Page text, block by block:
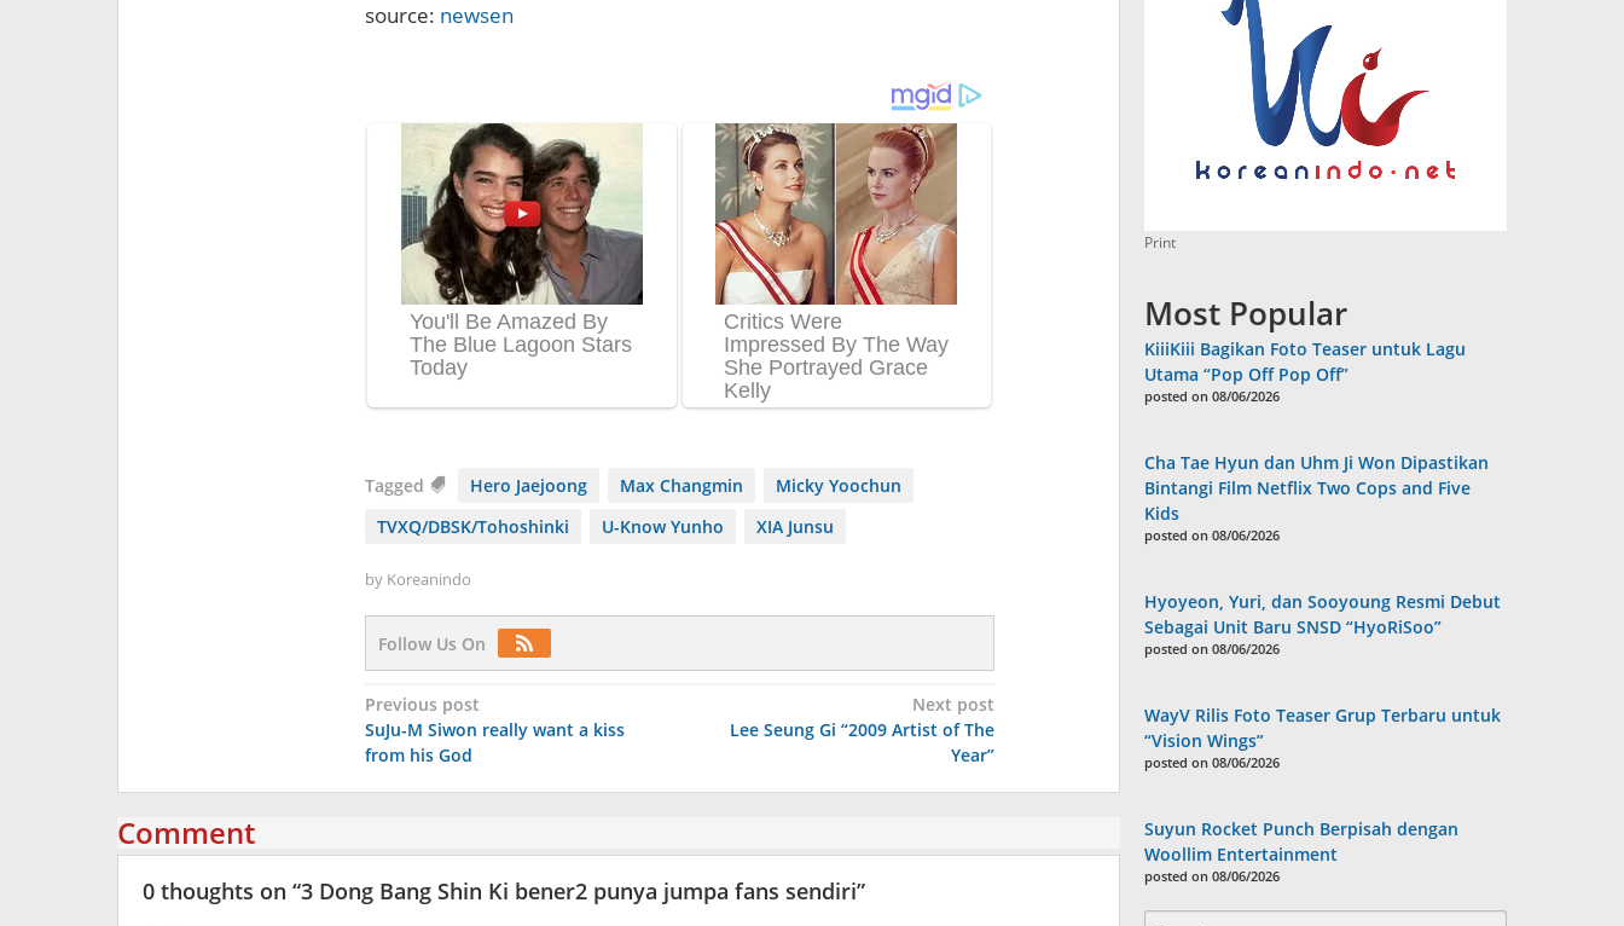
source: newsen
Tagged Hero Jaejoong Max Changmin
Micky Yoochun
TVXQ/DBSK/Tohoshinki
U-Know Yunho XIA Junsu
by Koreanindo
Follow Us On
Post
navigation
Previous post
SuJu-M Siwon really want a kiss
from his God
Next post
Lee Seung Gi “2009 Artist of The
Year”
Comment
0 thoughts on “3 Dong Bang Shin Ki bener2 punya jumpa fans sendiri”
Print
Most Popular
KiiiKiii Bagikan Foto Teaser untuk Lagu
Utama “Pop Off Pop Off”
posted on 08/06/2026
Cha Tae Hyun dan Uhm Ji Won Dipastikan
Bintangi Film Netflix Two Cops and Five
Kids
posted on 08/06/2026
Hyoyeon, Yuri, dan Sooyoung Resmi Debut
Sebagai Unit Baru SNSD “HyoRiSoo”
posted on 08/06/2026
WayV Rilis Foto Teaser Grup Terbaru untuk
“Vision Wings”
posted on 08/06/2026
Suyun Rocket Punch Berpisah dengan
Woollim Entertainment
posted on 08/06/2026